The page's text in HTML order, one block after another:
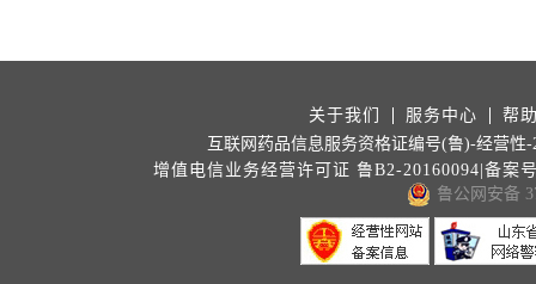
关于我们 服务中心
帮
互联网药品信息服务资格证编号(鲁)-经营性-
增值电信业务经营许可证 鲁B2-20160094|备案
鲁公网安备